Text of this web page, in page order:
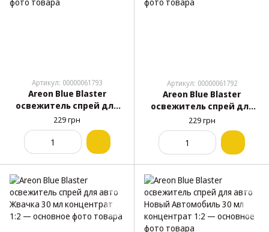
Артикул: 00000061793
Areon Blue Blaster
освежитель спрей для
авто Яблоко & Корица 30
мл концентрат 1:2
229 грн
Артикул: 00000061792
Areon Blue Blaster
освежитель спрей для
авто Черный Кристалл 30
мл концентрат 1:2
229 грн